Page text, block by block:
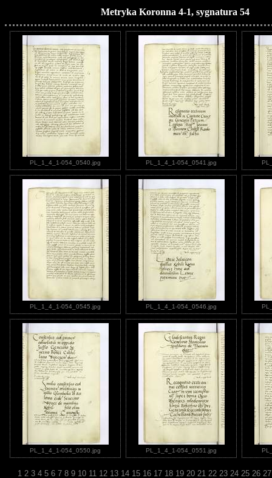
Metryka Koronna 4-1, sygnatura 54
PL_1_4_1-054_0540.jpg PL_1_4_1-054_0541.jpg
PL_1_4_1-054_0545.jpg PL_1_4_1-054_0546.jpg
PL_1_4_1-054_0550.jpg PL_1_4_1-054_0551.jpg
1 2 3 4 5 6 7 8 9 10 11 12 13 14 15 16 17 18 19 20 21 22 23 24 25 26